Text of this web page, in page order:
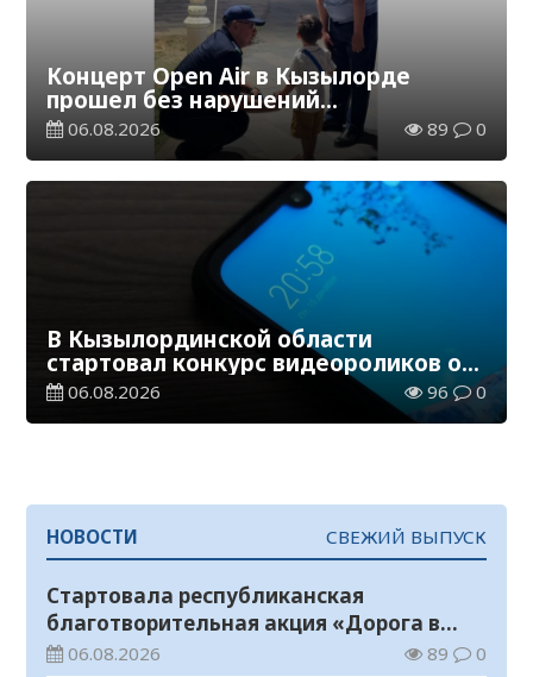
Концерт Open Air в Кызылорде
прошел без нарушений
общественного порядка
06.08.2026 89 0
В Кызылординской области
стартовал конкурс видеороликов о
семейных ценностях и Конституции
06.08.2026 96 0
НОВОСТИ СВЕЖИЙ ВЫПУСК
Стартовала республиканская
благотворительная акция «Дорога в
школу»
06.08.2026 89 0